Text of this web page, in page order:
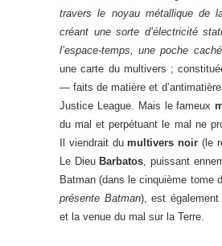
travers le noyau métallique de la
créant une sorte d’électricité
l’espace-temps, une poche
une carte du multivers ;
— faits de matière et
Justice League. Mais le fameux
du mal et perpétuant le mal ne
Il viendrait dumultivers noir (le
Le Dieu Barbatos , puissant
Batman (dans le cinquième tome
présente Batman), est
et la venue du mal sur la Terre.